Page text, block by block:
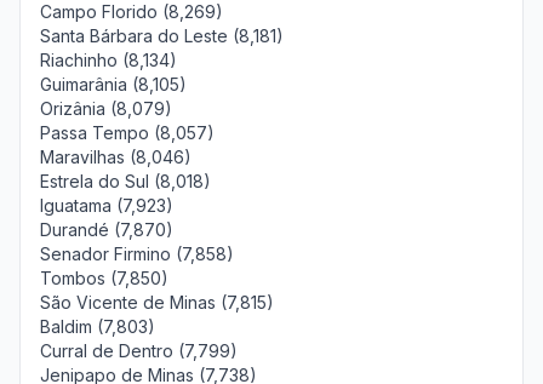
Campo Florido (8,269)
Santa Bárbara do Leste (8,181)
Riachinho (8,134)
Guimarânia (8,105)
Orizânia (8,079)
Passa Tempo (8,057)
Maravilhas (8,046)
Estrela do Sul (8,018)
Iguatama (7,923)
Durandé (7,870)
Senador Firmino (7,858)
Tombos (7,850)
São Vicente de Minas (7,815)
Baldim (7,803)
Curral de Dentro (7,799)
Jenipapo de Minas (7,738)